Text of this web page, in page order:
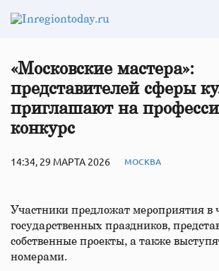
«Московские мастера»:
представителей сферы
приглашают на
конкурс
14:34, 29 МАРТА 2026 МОСКВА
Участники предложат мероприятия в
государственных праздников,
собственные проекты, а также
номерами.